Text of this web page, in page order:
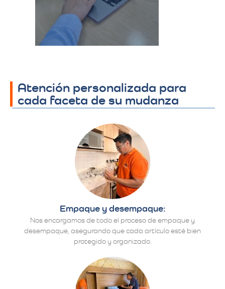
proceso y se
establecen los
detalles finales.​
Atención personalizada para
cada faceta de su mudanza
Empaque y desempaque:
Nos encargamos de todo el proceso de empaque y
desempaque, asegurando que cada artículo esté bien
protegido y organizado.